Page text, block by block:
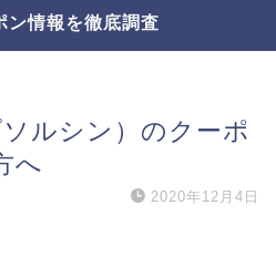
ン情報を徹底調査
ルシン）のクーポ
へ
2020年12月4日